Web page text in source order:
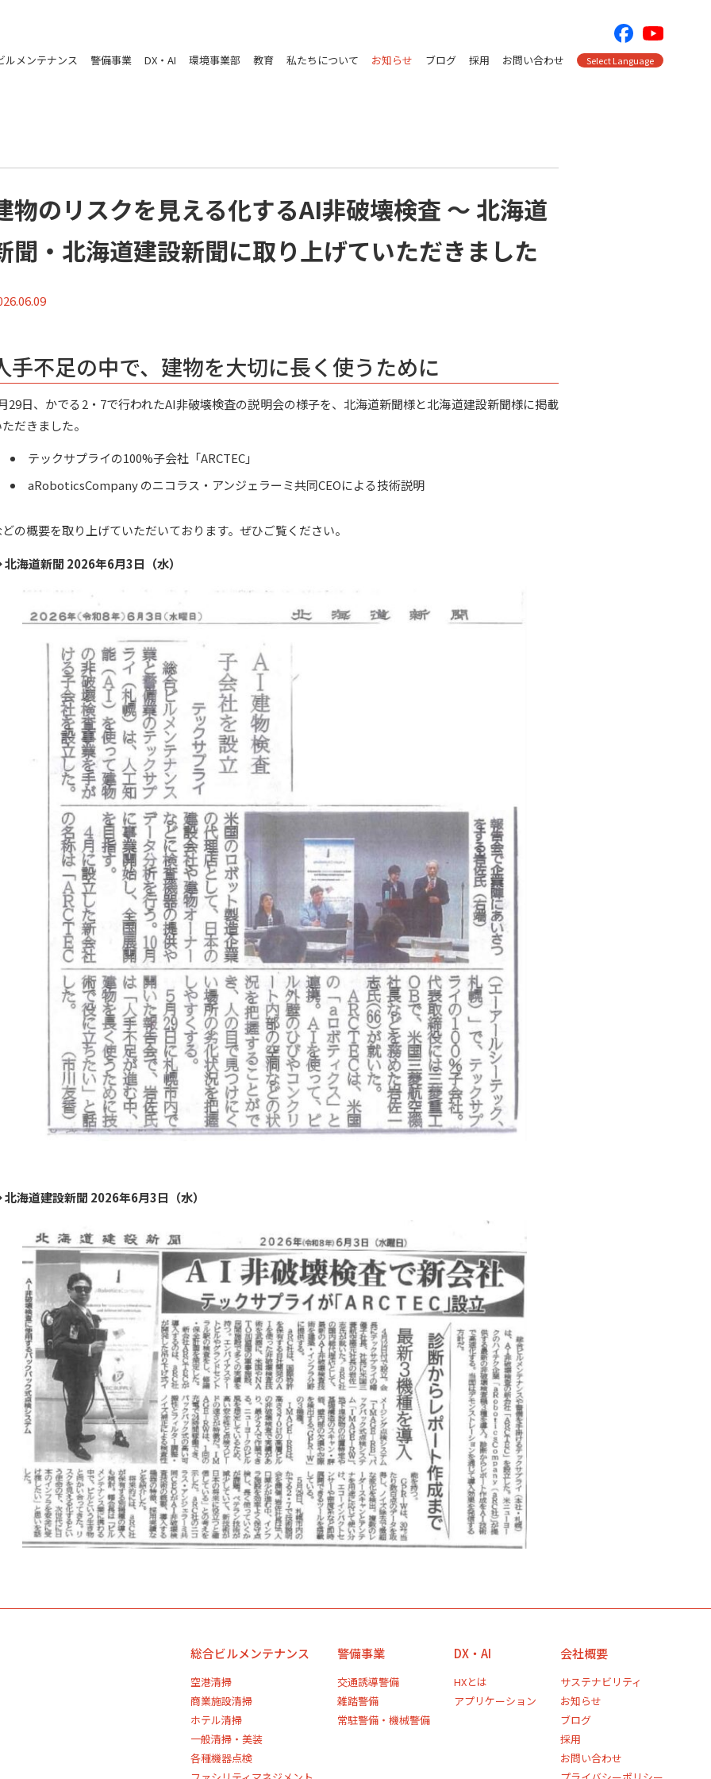
ルメンテナンス 警備事業 DX・AI 環境事業部 教育 私たちについて お知らせ ブログ 採用 お問い合わせ Select Language
物のリスクを見える化するAI非破壊検査 ～ 北海道
聞・北海道建設新聞に取り上げていただきました
手不足の中で、建物を大切に長く使うために
29日、かでる2・7で行われたAI非破壊検査の説明会の様子を、北海道新聞様と北海道建設新聞様に掲載
だきました。
テックサプライの100%子会社「ARCTEC」
aRoboticsCompany のニコラス・アンジェラーミ共同CEOによる技術説明
の概要を取り上げていただいております。ぜひご覧ください。
海道新聞 2026年6月3日（水）
海道建設新聞 2026年6月3日（水）
総合ビルメンテナンス
空港清掃
商業施設清掃
ホテル清掃
一般清掃・美装
各種機器点検
警備事業
交通誘導警備
雑踏警備
常駐警備・機械警備
DX・AI
HXとは
アプリケーション
会社概要
サステナビリティ
お知らせ
ブログ
採用
お問い合わせ